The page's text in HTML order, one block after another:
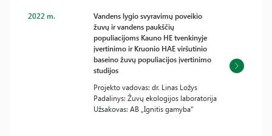
2022 m.
Vandens lygio svyravimų poveikio
žuvų ir vandens paukščių
populiacijoms Kauno HE tvenkinyje
įvertinimo ir Kruonio HAE viršutinio
baseino žuvų populiacijos įvertinimo
studijos
Projekto vadovas: dr. Linas Ložys
Padalinys: Žuvų ekologijos laboratorija
Užsakovas: AB „Ignitis gamyba“